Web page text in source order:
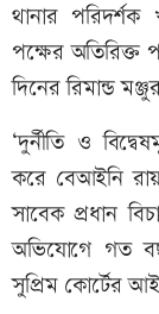
থানার পরিদর্শক
পক্ষের অতিরিক্ত
দিনের রিমান্ড
‘দুর্নীতি ও
করে বেআইনি
সাবেক প্রধান
অভিযোগে গত
সুপ্রিম কোর্টের